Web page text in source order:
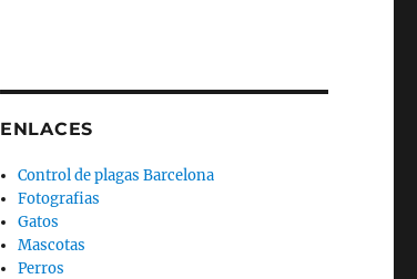
ENLACES
Control de plagas Barcelona
Fotografias
Gatos
Mascotas
Perros